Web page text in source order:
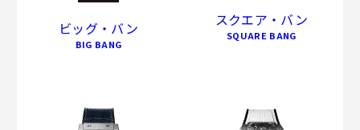
ビッグ・バン
BIG BANG
スクエア・バン
SQUARE BANG